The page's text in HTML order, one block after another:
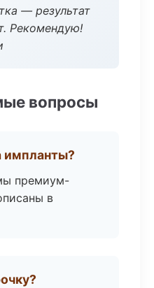
— результат
Рекомендую!
вопросы
импланты?
премиум-
в